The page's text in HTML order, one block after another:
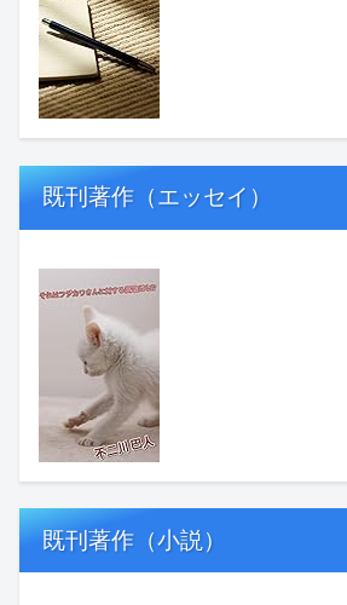
既刊著作（エッセイ）
既刊著作（小説）